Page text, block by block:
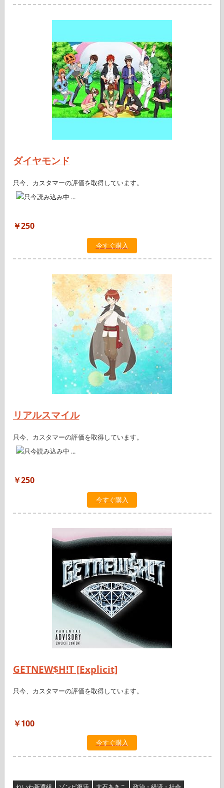
ダイヤモンド
只今、カスタマーの評価を取得しています。
￥250
今すぐ購入
リアルスマイル
只今、カスタマーの評価を取得しています。
￥250
今すぐ購入
GETNEW$H!T [Explicit]
只今、カスタマーの評価を取得しています。